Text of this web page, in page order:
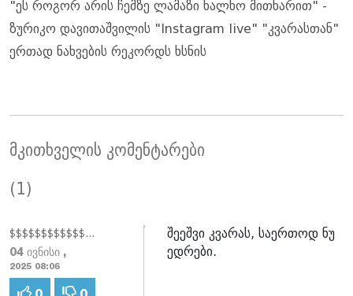
"ეს როგორ არის ჩემზე ლამაზი ხალხო მითხარით" -
ზურიკო დავითაშვილის "Instagram live" "კვარასთან"
ერთად ნახვების რეკორდს ხსნის
მკითხველის კომენტარები
(1)
$$$$$$$$$$$$$$$
04 ივნისი ,
2025 08:06
შეეშვი კვარას, საერთოდ ნუ
ედრები.